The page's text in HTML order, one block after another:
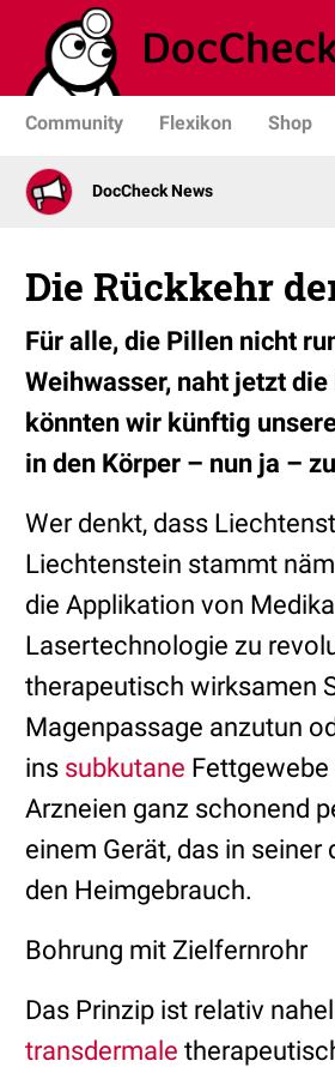
Community Flexikon Shop
DocCheck News
Die Rückkehr
Für alle, die Pillen nicht
Weihwasser, naht jetzt
könnten wir künftig
in den Körper – nun ja –
Wer denkt, dass
Liechtenstein stammt
die Applikation von
Lasertechnologie zu
therapeutisch wirksamen
Magenpassage anzutun
ins subkutane
Arzneien ganz schonend
einem Gerät, das in
den Heimgebrauch.
Bohrung mit Zielfernrohr
Das Prinzip ist relativ
transdermale